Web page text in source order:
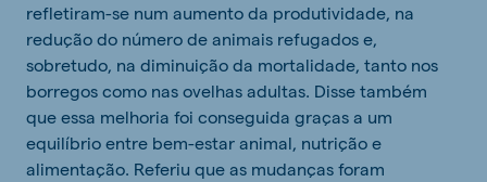
refletiram-se num aumento da produtividade, na
redução do número de animais refugados e,
sobretudo, na diminuição da mortalidade, tanto nos
borregos como nas ovelhas adultas. Disse também
que essa melhoria foi conseguida graças a um
equilíbrio entre bem-estar animal, nutrição e
alimentação. Referiu que as mudanças foram